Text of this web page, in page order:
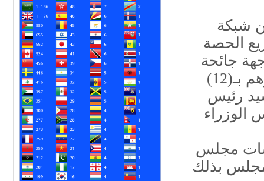
شبكة
الحصة
جائحة
كورونا، حيث سبق أن قامت هذه الوزارة بتجهيزهم بـ(12)
رئيس
الوزراء
مجلس
بذلك